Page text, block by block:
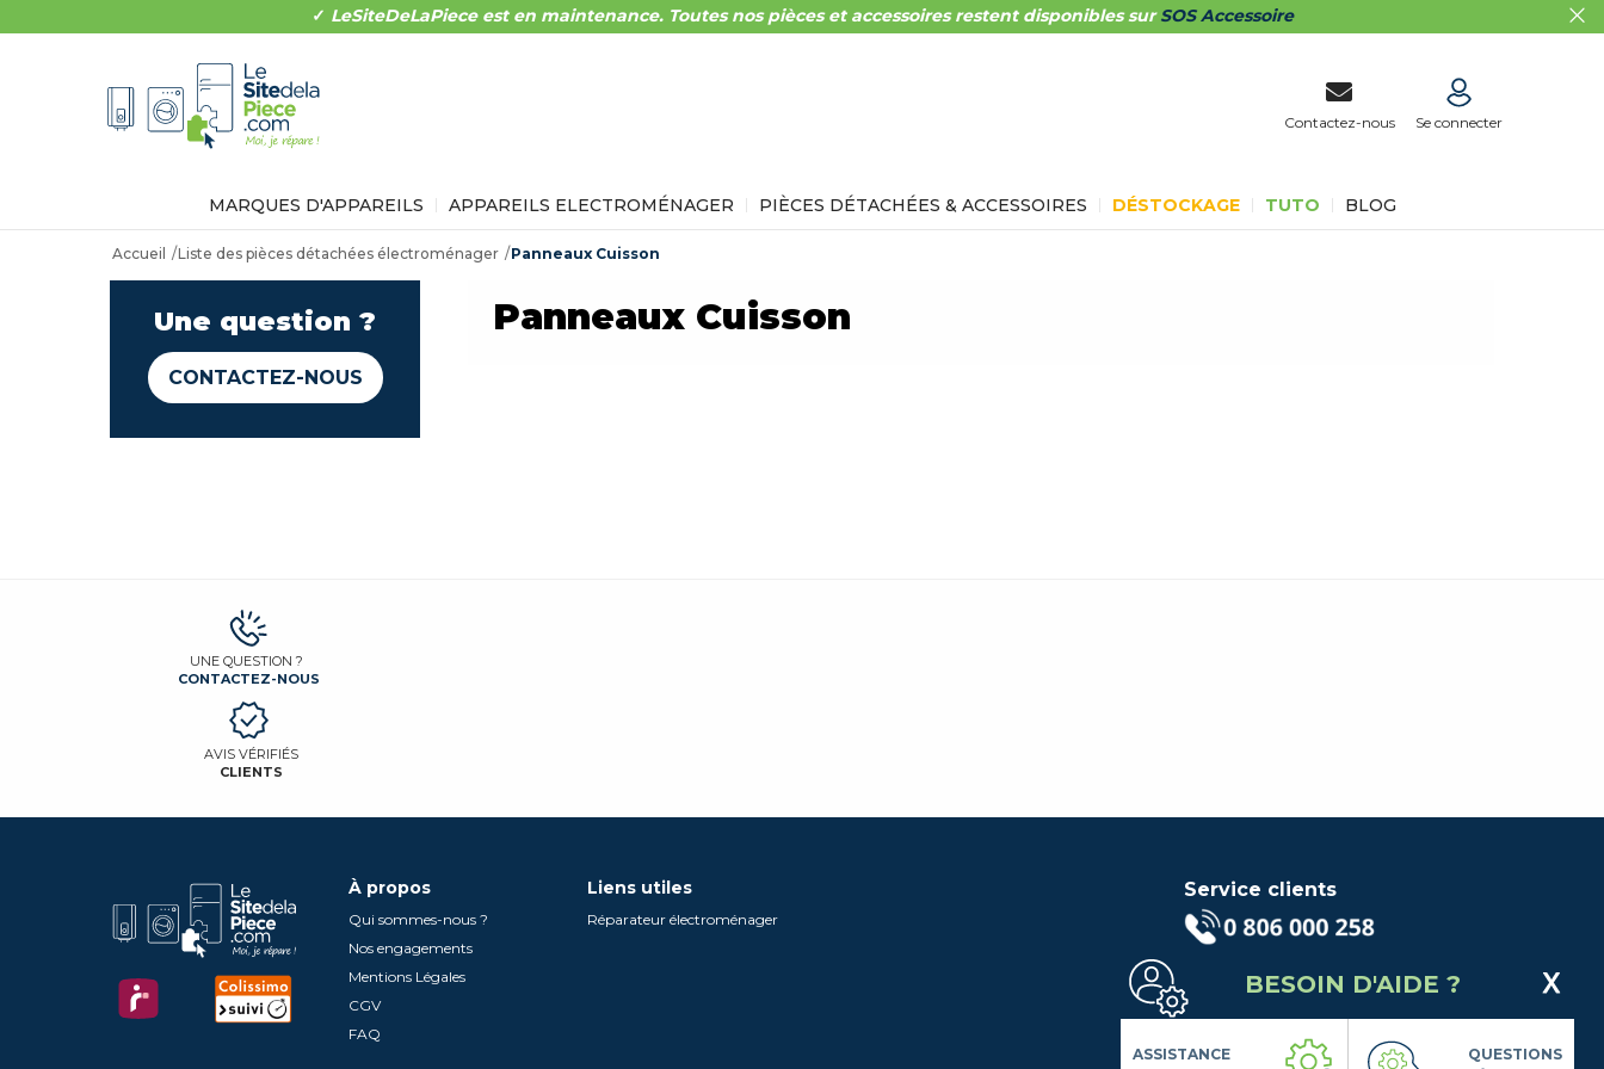
✓ LeSiteDeLaPiece est en maintenance. Toutes nos pièces et accessoires restent disponibles surSOS Accessoire
Contactez-nous Se connecter
MARQUES D'APPAREILS APPAREILS ELECTROMÉNAGER PIÈCES DÉTACHÉES & ACCESSOIRES DÉSTOCKAGE TUTO BLOG
Accueil Liste des pièces détachées électroménager Panneaux Cuisson
Une question ?
CONTACTEZ-NOUS
Panneaux Cuisson
UNE QUESTION ?
CONTACTEZ-NOUS
AVIS VÉRIFIÉS
CLIENTS
À propos
Qui sommes-nous ?
Nos engagements
Mentions Légales
CGV
FAQ
Liens utiles
Réparateur électroménager
Service clients
appel local)
Lundi au Vendredi de 9h à 18h
Contactez-Nous
Suivez-nous
BESOIN D'AIDE ?
ASSISTANCE
QUESTIONS